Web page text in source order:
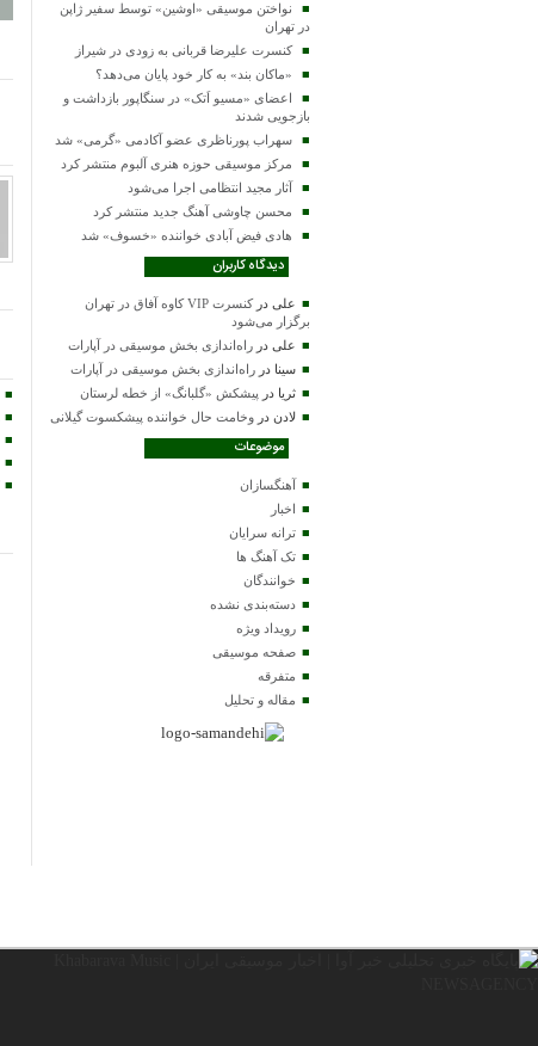
نواختن موسیقی «اوشین» توسط سفیر ژاپن
در تهران
کنسرت علیرضا قربانی به زودی در شیراز
«ماکان بند» به کار خود پایان می‌دهد؟
اعضای «مسیو اَتک» در سنگاپور بازداشت و
بازجویی شدند
سهراب پورناظری عضو آکادمی «گرمی» شد
مرکز موسیقی حوزه هنری آلبوم منتشر کرد
آثار مجید انتظامی اجرا می‌شود
محسن چاوشی آهنگ جدید منتشر کرد
هادی فیض آبادی خواننده «خسوف» شد
دیدگاه کاربران
علی در
کنسرت VIP کاوه آفاق در تهران
برگزار می‌شود
علی در راه‌اندازی بخش موسیقی در آپارات
سینا در راه‌اندازی بخش موسیقی در آپارات
ثریا در پیشکش «گلبانگ» از خطه لرستان
لادن در وخامت حال خواننده پیشکسوت گیلانی
موضوعات
آهنگسازان
اخبار
ترانه سرایان
تک آهنگ ها
خوانندگان
دسته‌بندی نشده
رویداد ویژه
صفحه موسیقی
متفرقه
مقاله و تحلیل